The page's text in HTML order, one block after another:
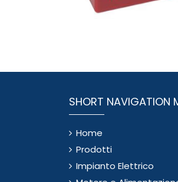
SHORT NAVIGATION
Home
Prodotti
Impianto Elettrico